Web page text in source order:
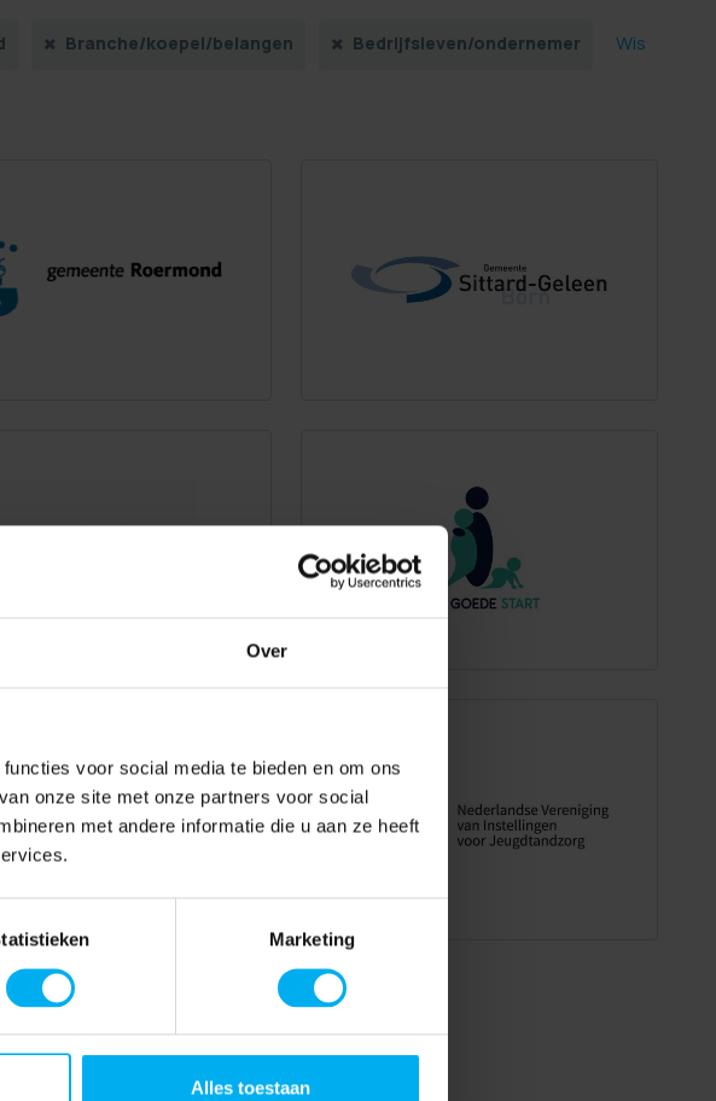
Over
voor social media te bieden en om ons
onze site met onze partners voor social
met andere informatie die u aan ze heeft
Marketing
Alles toestaan
Branche/koepel/belangen Bedrijfsleven/ondernemer Wis